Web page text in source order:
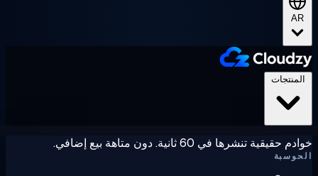
تنشرها في 60 ثانية. دون متاهة بيع إضافي.